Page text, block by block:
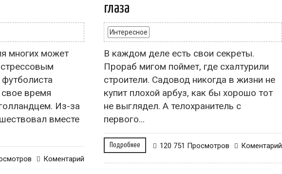
многих может
время
Из-за
вместе
Коментарий
глаза
Интересное
В каждом деле есть свои секреты.
Прораб мигом поймет, где схалтурили
строители. Садовод никогда в жизни не
купит плохой арбуз, как бы хорошо тот
не выглядел. А телохранитель с
первого...
Подробнее Коментарий
120 751 Просмотров